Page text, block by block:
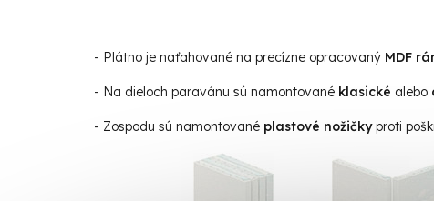
- Plátno je naťahované na precízne opracovaný MDF
- Na dieloch paravánu sú namontované klasické alebo
- Zospodu sú namontované plastové nožičkyproti